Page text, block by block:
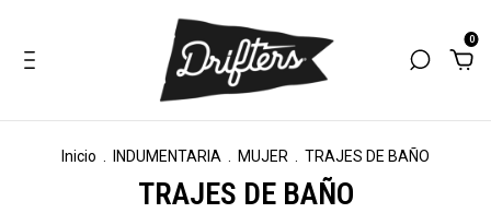
0
Inicio INDUMENTARIA MUJER TRAJES DE BAÑO
TRAJES DE BAÑO